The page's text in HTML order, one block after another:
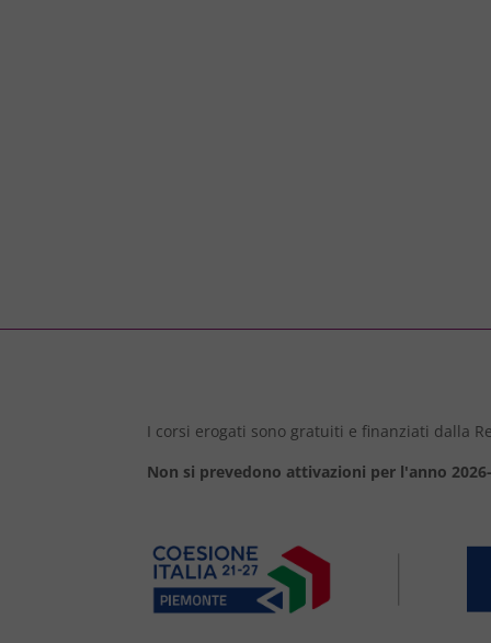
I corsi erogati sono gratuiti e finanziati dalla
Non si prevedono attivazioni per l'anno